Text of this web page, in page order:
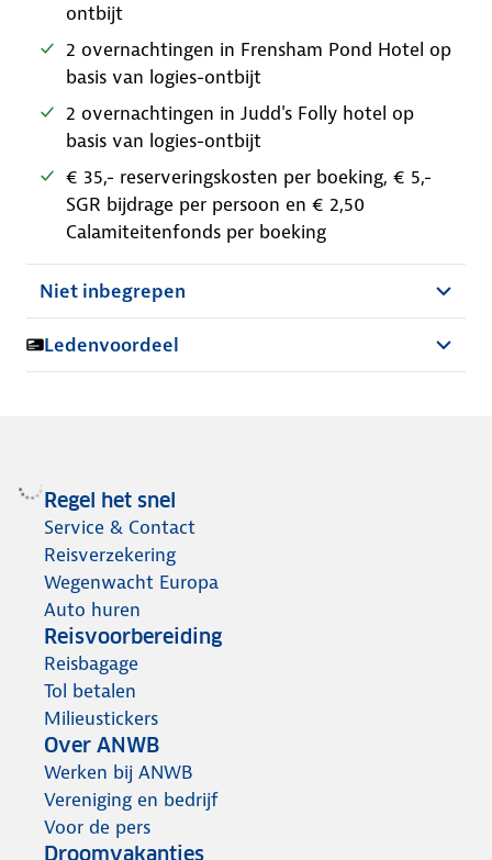
ontbijt
2 overnachtingen in Frensham Pond Hotel op
basis van logies-ontbijt
2 overnachtingen in Judd's Folly hotel op
basis van logies-ontbijt
€ 35,- reserveringskosten per boeking, € 5,-
SGR bijdrage per persoon en € 2,50
Calamiteitenfonds per boeking
Niet inbegrepen
Ledenvoordeel
Regel het snel
Service & Contact
Reisverzekering
Wegenwacht Europa
Auto huren
Reisvoorbereiding
Reisbagage
Tol betalen
Milieustickers
Over ANWB
Werken bij ANWB
Vereniging en bedrijf
Voor de pers
Droomvakanties